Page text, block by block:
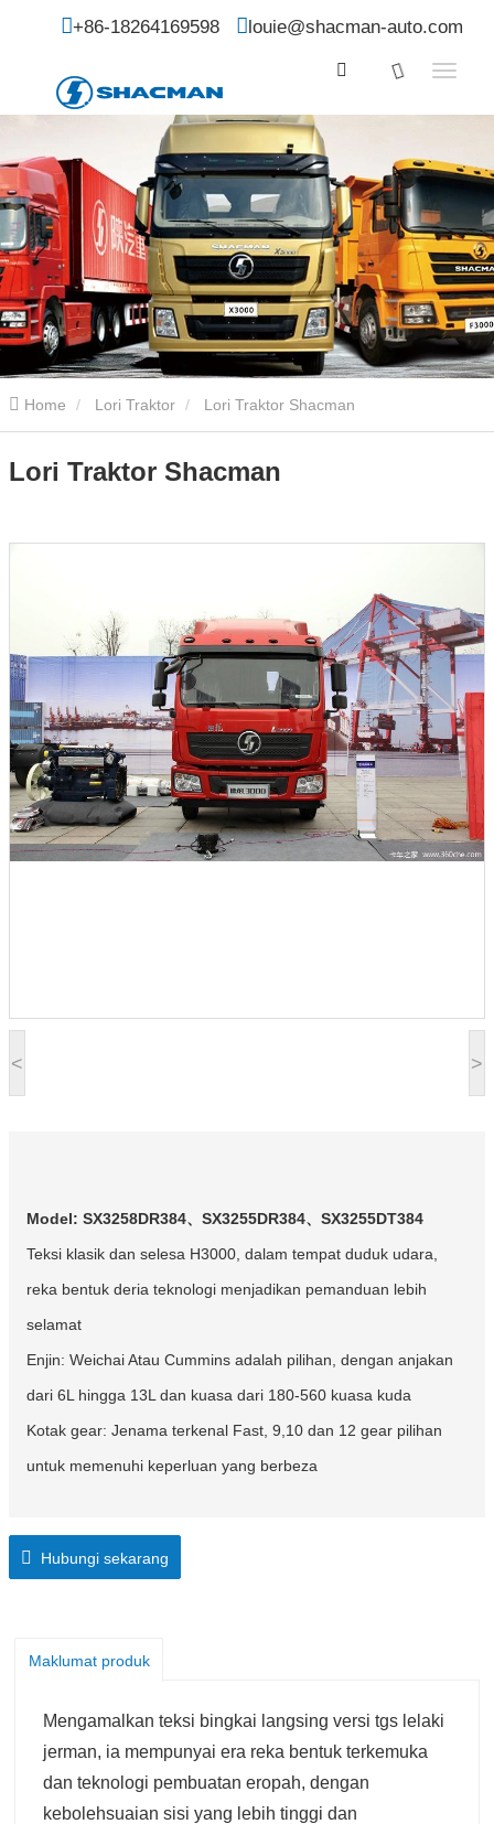
+86-18264169598 louie@shacman-auto.com
Home Lori Traktor Lori Traktor Shacman
< >
Lori Traktor Shacman
Model: SX3258DR384、SX3255DR384、SX3255DT384
Teksi klasik dan selesa H3000, dalam tempat duduk udara,
reka bentuk deria teknologi menjadikan pemanduan lebih
selamat
Enjin: Weichai Atau Cummins adalah pilihan, dengan anjakan
dari 6L hingga 13L dan kuasa dari 180-560 kuasa kuda
Kotak gear: Jenama terkenal Fast, 9,10 dan 12 gear pilihan
untuk memenuhi keperluan yang berbeza
Hubungi sekarang
Maklumat produk
Mengamalkan teksi bingkai langsing versi tgs lelaki
jerman, ia mempunyai era reka bentuk terkemuka
dan teknologi pembuatan eropah, dengan
kebolehsuaian sisi yang lebih tinggi dan